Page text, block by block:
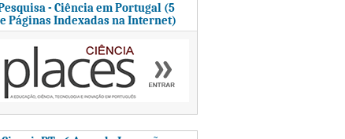
- Ciência em Portugal (5
Páginas Indexadas na Internet)